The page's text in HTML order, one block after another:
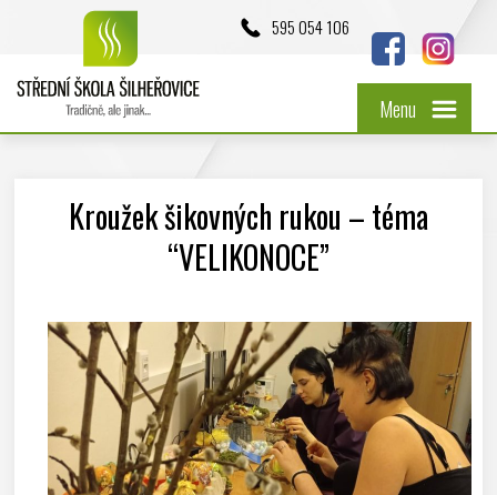
595 054 106
Menu
Kroužek šikovných rukou – téma
“VELIKONOCE”